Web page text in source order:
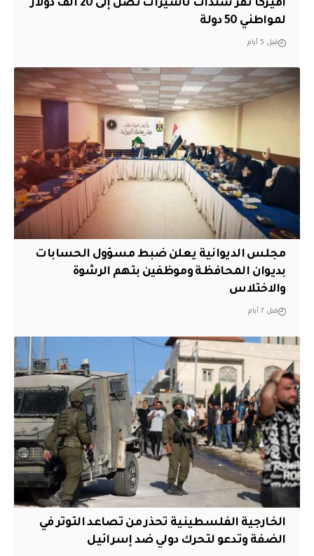
أميركا تقر سندات تأشيرات تصل إلى 20 ألف دولار
لمواطني 50 دولة
قبل 5 أيام
مجلس الديوانية يعلن ضبط مسؤول الحسابات
بديوان المحافظة وموظفين بتهم الرشوة
والاختلاس
قبل 7 أيام
الخارجية الفلسطينية تحذر من تصاعد التوتر في
الضفة وتدعو لتحرك دولي ضد إسرائيل